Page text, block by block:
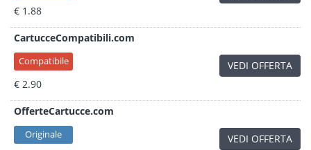
€ 1.88
CartucceCompatibili.com
Compatibile
€ 2.90
VEDI OFFERTA
OfferteCartucce.com
Originale VEDI OFFERTA